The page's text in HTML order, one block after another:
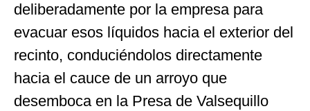
deliberadamente por la empresa para
evacuar esos líquidos hacia el exterior del
recinto, conduciéndolos directamente
hacia el cauce de un arroyo que
desemboca en la Presa de Valsequillo